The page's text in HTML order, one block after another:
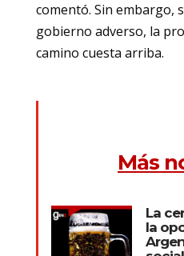
comentó. Sin embargo,
gobierno adverso, la
camino cuesta arriba.
Más
La
la